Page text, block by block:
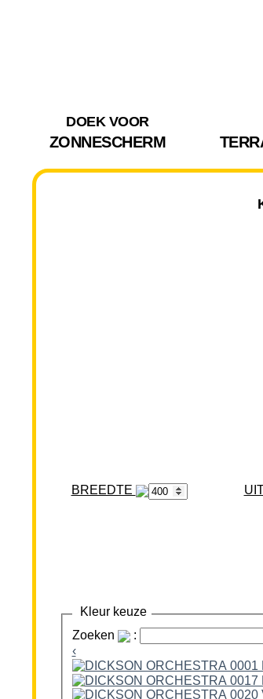
DOEK VOOR
ZONNESCHERM
BREEDTE
Kleur keuze
Zoeken
:
‹